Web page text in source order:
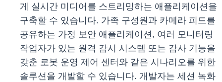
게 실시간 미디어를 스트리밍하는 애플리케이션을
구축할 수 있습니다. 가족 구성원과 카메라 피드를
공유하는 가정 보안 애플리케이션, 여러 모니터링
작업자가 있는 원격 감시 시스템 또는 감사 기능을
갖춘 로봇 운영 제어 센터와 같은 시나리오를 위한
솔루션을 개발할 수 있습니다. 개발자는 세션 녹화